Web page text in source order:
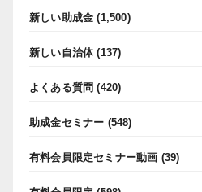
新しい助成金 (1,500)
新しい自治体(137)
よくある質問 (420)
助成金セミナー (548)
有料会員限定セミナー動画 (39)